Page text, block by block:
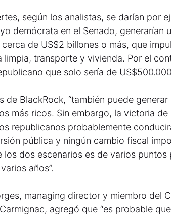
según los analistas, se darían por
demócrata en el Senado, generarían
de US$2 billones o más, que
limpia, transporte y vivienda. Por el
que solo sería de
de BlackRock, “también puede
más ricos. Sin embargo, la victoria
republicanos probablemente
pública y ningún cambio fiscal
los dos escenarios es de varios puntos
años”.
managing director y miembro del
agregó que “es probable